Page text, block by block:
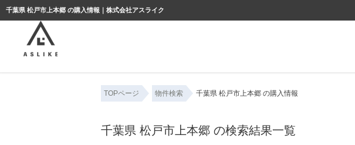
千葉県 松戸市上本郷 の購入情報｜株式会社アスライク
TOPページ 物件検索 千葉県 松戸市上本郷 の購入情報
千葉県 松戸市上本郷 の検索結果一覧
ようこそゲスト様